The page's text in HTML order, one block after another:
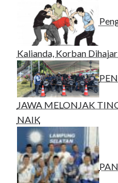
Kalianda, Korban
JAWA MELONJAK
NAIK